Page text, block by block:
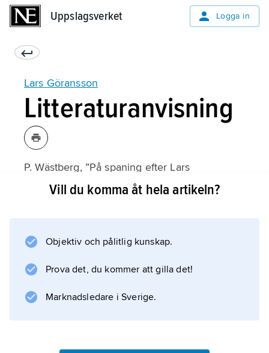
Uppslagsverket Logga in
Lars Göransson
Litteraturanvisning
P. Wästberg, ”På spaning efter Lars
Göransson”, i Lars Göransson,
Information om artikeln
Vill du komma åt hela artikeln?
Objektiv och pålitlig kunskap.
Prova det, du kommer att gilla det!
Marknadsledare i Sverige.